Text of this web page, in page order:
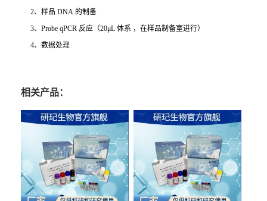
2、样品 DNA 的制备
3、Probe qPCR 反应（20μL 体系 ，在样品制备室进行）
4、数据处理
相关产品：